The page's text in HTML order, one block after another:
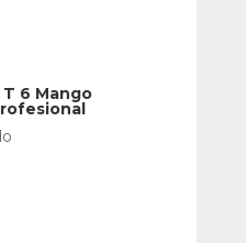
6 Mango